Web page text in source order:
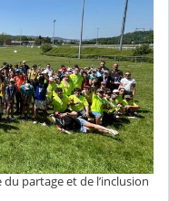
partage et de l’inclusion